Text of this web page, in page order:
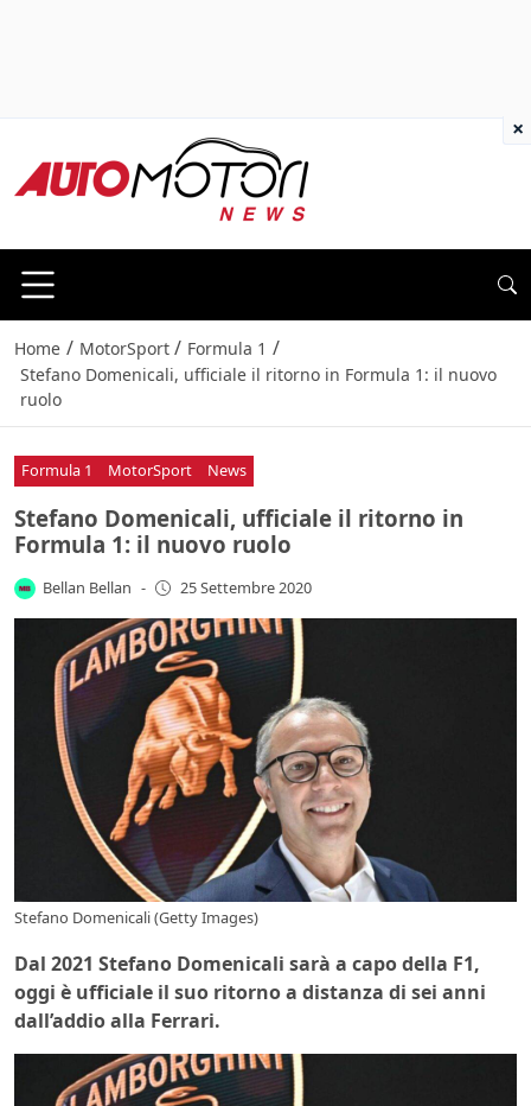
Home / MotorSport / Formula 1 /
Stefano Domenicali, ufficiale il ritorno in Formula 1: il nuovo
ruolo
Formula 1 MotorSport News
Stefano Domenicali, ufficiale il ritorno in
Formula 1: il nuovo ruolo
Bellan Bellan - 25 Settembre 2020
Stefano Domenicali (Getty Images)
Dal 2021 Stefano Domenicali sarà a capo della F1,
oggi è ufficiale il suo ritorno a distanza di sei anni
dall’addio alla Ferrari.
×